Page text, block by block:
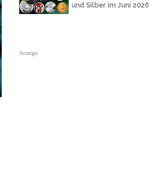
und Silber im Juni 2026
Anzeige